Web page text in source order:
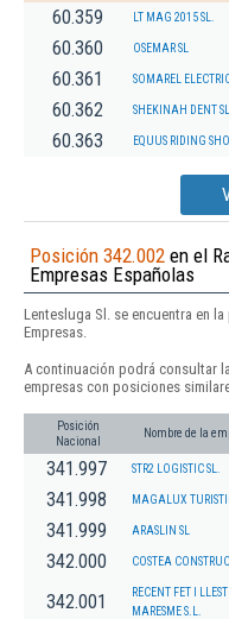
60.359 LT MAG 2015 SL.
60.360 OSEMAR SL
60.361 SOMAREL
60.362 SHEKINAH DENT
60.363 EQUUS RIDING
Posición 342.002 en el
Empresas Españolas
Lentesluga Sl. se encuentra en
Empresas.
A continuación podrá consultar
empresas con posiciones
Posición
Nacional
Nombre de la
341.997 STR2 LOGISTIC SL.
341.998 MAGALUX
341.999 ARASLIN SL
342.000 COSTEA
342.001
RECENT FET I LLEST
MARESME S.L.